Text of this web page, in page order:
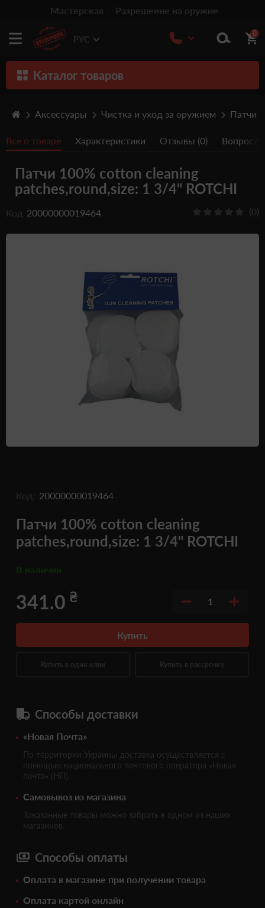
Мастерская Разрешение на оружие
РУС
0
Каталог товаров
Травматическое оружие
Пистолеты
Оптика
Тюнинг
Одежда и обувь
Дроны (БПЛА)
Подарочные Сертификати
Аксессуары Чистка и уход за оружием Патчи
Все о товаре Характеристики Отзывы (0) Вопрос/
Патчи 100% cotton cleaning
patches,round,size: 1 3/4" ROTCHI
Код 20000000019464 (0)
Код: 20000000019464
Патчи 100% cotton cleaning
patches,round,size: 1 3/4" ROTCHI
В наличии
341.0 ₴ 1
Купить
Купить в один клик Купить в рассрочку
Способы доставки
«Новая Почта»
По территории Украины доставка осуществляется с
помощью национального почтового оператора «Новая
почта» (НП).
Самовывоз из магазина
Заказанные товары можно забрать в одном из наших
магазинов.
Способы оплаты
Оплата в магазине при получении товара
Оплата картой онлайн